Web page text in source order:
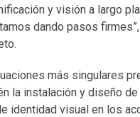
y visión a largo
dando pasos
más singulares
la instalación y diseño
identidad visual en los